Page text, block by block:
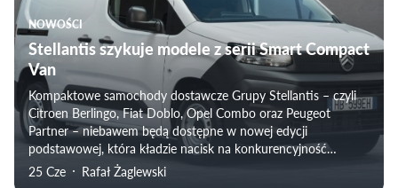
NOWOŚCI
Stellantis szykuje modele z serii Smart Compact
Van
Kompaktowe samochody dostawcze Grupy Stellantis – czyli
Citroen Berlingo, Fiat Doblo, Opel Combo oraz Peugeot
Partner – niebawem będą dostępne w nowej edycji
podstawowej, która kładzie nacisk na konkurencyjność
kosztową, uproszczoną strukturę wyposażenia oraz ergonomię
25 Cze Rafał Żaglewski